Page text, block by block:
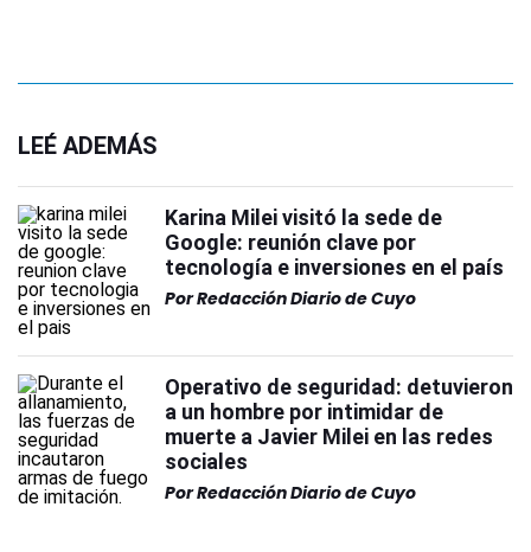
LEÉ ADEMÁS
Karina Milei visitó la sede de
Google: reunión clave por
tecnología e inversiones en el país
PorRedacción Diario de Cuyo
Operativo de seguridad: detuvieron
a un hombre por intimidar de
muerte a Javier Milei en las redes
sociales
PorRedacción Diario de Cuyo